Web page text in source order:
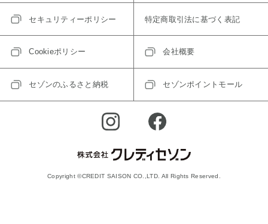
セキュリティーポリシー 特定商取引法に基づく表記
Cookieポリシー 会社概要
セゾンのふるさと納税 セゾンポイントモール
Copyright ©CREDIT SAISON CO.,LTD. All Rights Reserved.